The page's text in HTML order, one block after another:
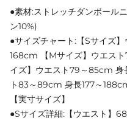
●素材:ストレッチダンボール
ン10%)
●サイズチャート:【Sサイズ
168cm 【Mサイズ】ウエス
イズ】ウエスト79～85cm 身
ト83～89cm 身長177～
【実寸サイズ】
●Sサイズ詳細:【ウエスト】